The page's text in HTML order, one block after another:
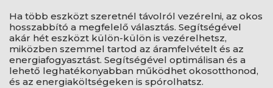
Ha több eszközt szeretnél távolról vezérelni, az okos
hosszabbító a megfelelő választás. Segítségével
akár hét eszközt külön-külön is vezérelhetsz,
miközben szemmel tartod az áramfelvételt és az
energiafogyasztást. Segítségével optimálisan és a
lehető leghatékonyabban működhet okosotthonod,
és az energiaköltségeken is spórolhatsz.